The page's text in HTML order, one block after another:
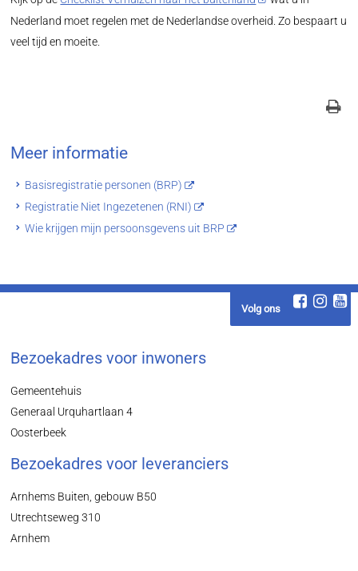
Nederland moet regelen met de Nederlandse overheid. Zo bespaart u
veel tijd en moeite.
Meer informatie
Basisregistratie personen (BRP)
Registratie Niet Ingezetenen (RNI)
Wie krijgen mijn persoonsgevens uit BRP
Volg ons
Bezoekadres voor inwoners
Gemeentehuis
Generaal Urquhartlaan 4
Oosterbeek
Bezoekadres voor leveranciers
Arnhems Buiten, gebouw B50
Utrechtseweg 310
Arnhem